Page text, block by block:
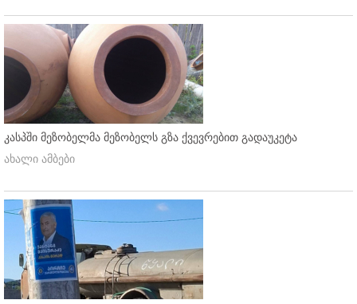
კასპში მეზობელმა მეზობელს გზა ქვევრებით გადაუკეტა
ახალი ამბები